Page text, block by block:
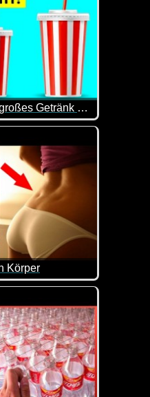
Wieso du kein mittelgroßes Getränk bestellen solltest
bis hin zu
Körper
etwas unheimlich